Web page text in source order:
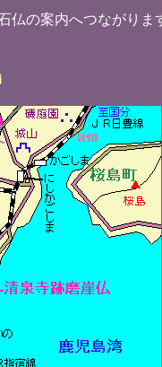
仏の案内へつながりま